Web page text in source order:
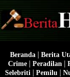
Beranda| Berita
Crime | Peradilan |
Selebriti | Pemilu |